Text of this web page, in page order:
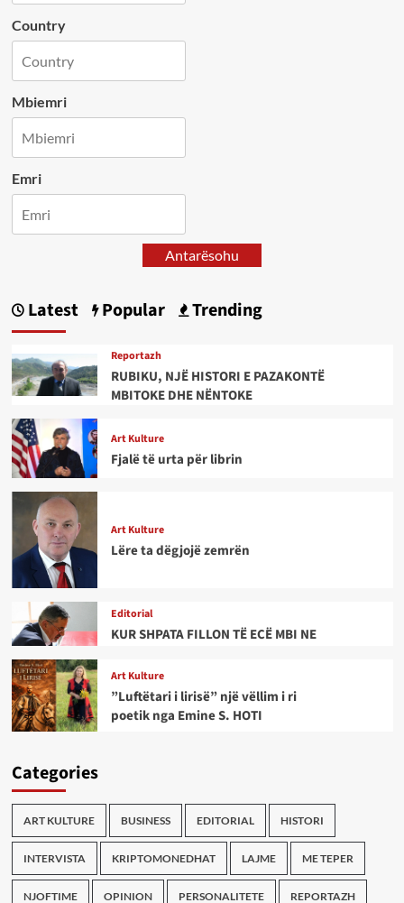
Country
Mbiemri
Emri
Antarësohu
Latest Popular Trending
Reportazh
RUBIKU, NJË HISTORI E PAZAKONTË
MBITOKE DHE NËNTOKE
Art Kulture
Fjalë të urta për librin
Art Kulture
Lëre ta dëgjojë zemrën
Editorial
KUR SHPATA FILLON TË ECË MBI NE
Art Kulture
”Luftëtari i lirisë” një vëllim i ri
poetik nga Emine S. HOTI
Categories
ART KULTURE BUSINESS EDITORIAL HISTORI
INTERVISTA KRIPTOMONEDHAT LAJME ME TEPER
NJOFTIME OPINION PERSONALITETE REPORTAZH